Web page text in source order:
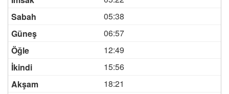
05:38
06:57
12:49
15:56
18:21